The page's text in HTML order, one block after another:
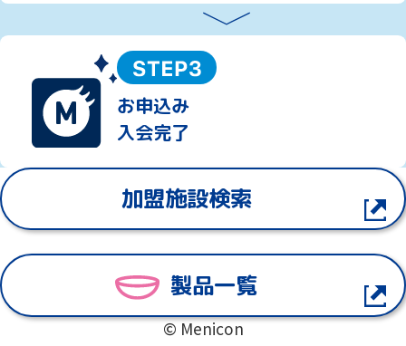
お申込み
入会完了
加盟施設検索
製品一覧
© Menicon